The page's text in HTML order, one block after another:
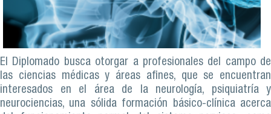
El Diplomado busca otorgar a profesionales del campo de
las ciencias médicas y áreas afines, que se encuentran
interesados en el área de la neurología, psiquiatría y
neurociencias, una sólida formación básico-clínica acerca